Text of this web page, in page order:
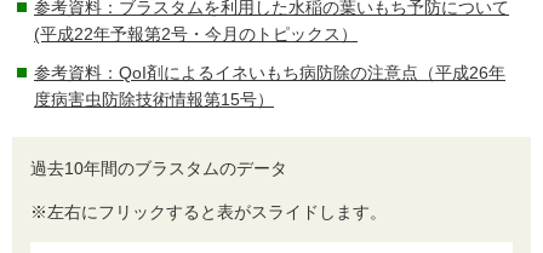
参考資料：ブラスタムを利用した水稲の葉いもち予防について
(平成22年予報第2号・今月のトピックス）
参考資料：QoI剤によるイネいもち病防除の注意点（平成26年
度病害虫防除技術情報第15号）
過去10年間のブラスタムのデータ
※左右にフリックすると表がスライドします。